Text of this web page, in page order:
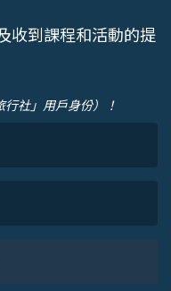
收到課程和活動的提
社」用戶身份）！